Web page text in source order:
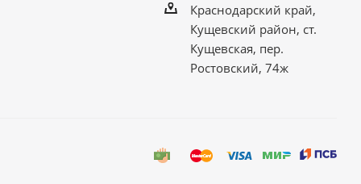
Краснодарский край,
Кущевский район, ст.
Кущевская, пер.
Ростовский, 74ж